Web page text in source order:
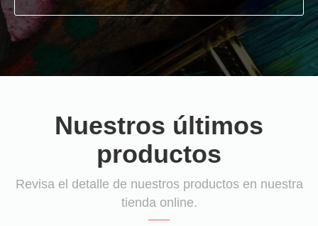
Nuestros últimos
productos
Revisa el detalle de nuestros productos en nuestra
tienda online.